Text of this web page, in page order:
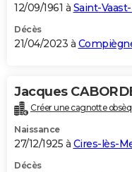
GUIDES D'ACHAT
BONS PLANS
Carte de Noël
Carte Bonne année
Carte Saint-Valentin
Carte Pâques
Carte d'anniversaire
DICTIONNAIRE
Dictionnaire
Biographies
Citations
Expressions
Proverbes
PROGRAMME TV
12/09/1961 à Saint-
Décès
21/04/2023 à
Jacques
Créer une cagnotte
Naissance
27/12/1925 à Cires-lès-
Décès